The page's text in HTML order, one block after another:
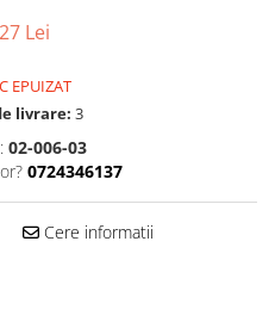
Lei
EPUIZAT
livrare: 3
02-006-03
0724346137
Cere informatii